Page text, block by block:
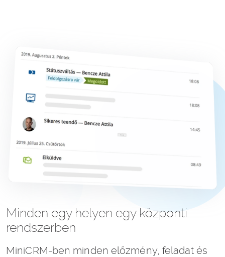
Minden egy helyen egy központi
rendszerben
MiniCRM-ben minden előzmény, feladat és